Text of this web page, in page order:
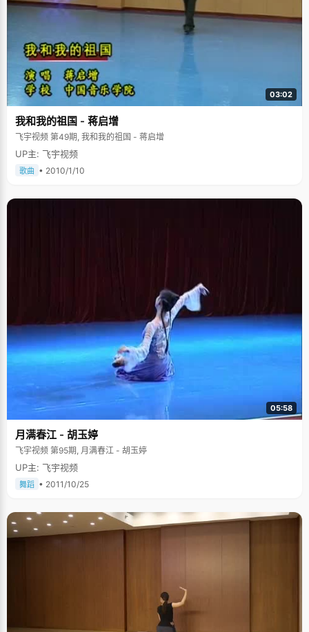
03:02
我和我的祖国 - 蒋启增
飞宇视频 第49期, 我和我的祖国 - 蒋启增
UP主: 飞宇视频
歌曲 • 2010/1/10
05:58
月满春江 - 胡玉婷
飞宇视频 第95期, 月满春江 - 胡玉婷
UP主: 飞宇视频
舞蹈 • 2011/10/25